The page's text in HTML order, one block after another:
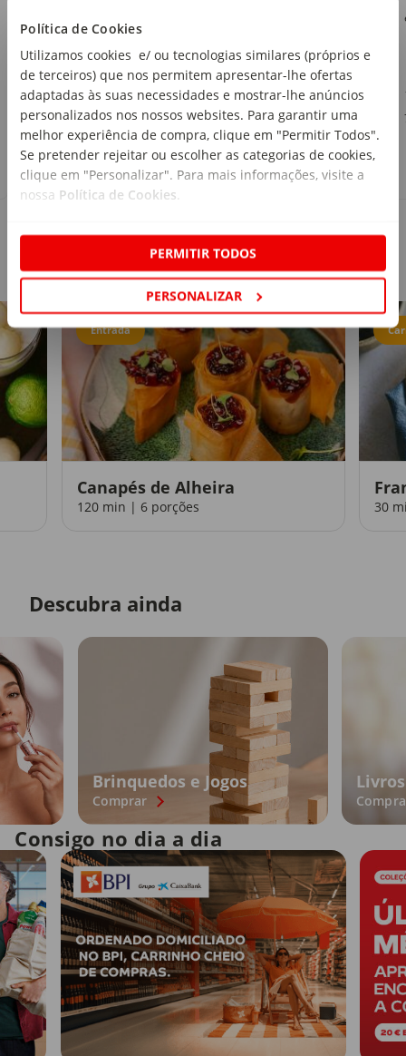
Política de Cookies
Utilizamos cookies e/ ou tecnologias similares (próprios e
de terceiros) que nos permitem apresentar-lhe ofertas
adaptadas às suas necessidades e mostrar-lhe anúncios
personalizados nos nossos websites. Para garantir uma
melhor experiência de compra, clique em "Permitir Todos".
Se pretender rejeitar ou escolher as categorias de cookies,
clique em "Personalizar". Para mais informações, visite a
nossa Política de Cookies
PERMITIR TODOS
PERSONALIZAR
1 ,79€
7,16€/kg
Receitas
Entrada
Canapés de Alheira
120 min | 6 porções 30
Descubra ainda
Brinquedos e Jogos
Comprar
Livros
Consigo no dia a dia